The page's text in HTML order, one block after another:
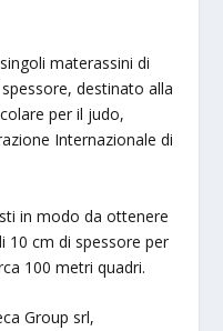
materassini di
destinato alla
per il judo,
Internazionale di
in modo da ottenere
10 cm di spessore per
100 metri quadri.
Group srl,